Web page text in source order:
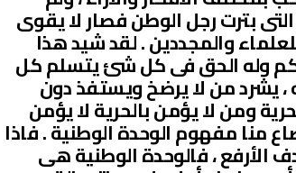
بترت رجل الوطن فصار لا يقوى
والمجددين . لقد شيد هذا
وله الحق فى كل شئ يتسلم كل
، يشرد من لا يرضخ ويستفذ دون
ومن لا يؤمن بالحرية لا يؤمن
منا مفهوم الوحدة الوطنية . فاذا
الأرفع ، فالوحدة الوطنية هى